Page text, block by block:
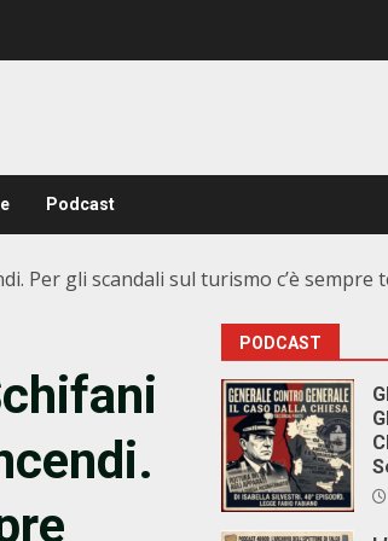
Podcast
Per gli scandali sul turismo c’è sempre
PODCAST